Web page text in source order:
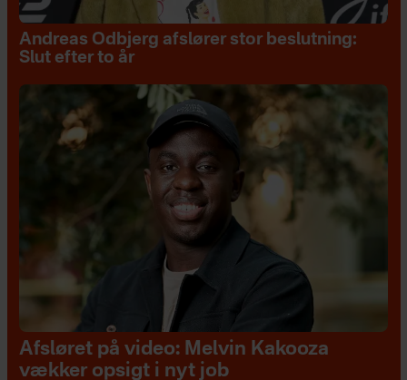
Andreas Odbjerg afslører stor beslutning:
Slut efter to år
Afsløret på video: Melvin Kakooza
vækker opsigt i nyt job